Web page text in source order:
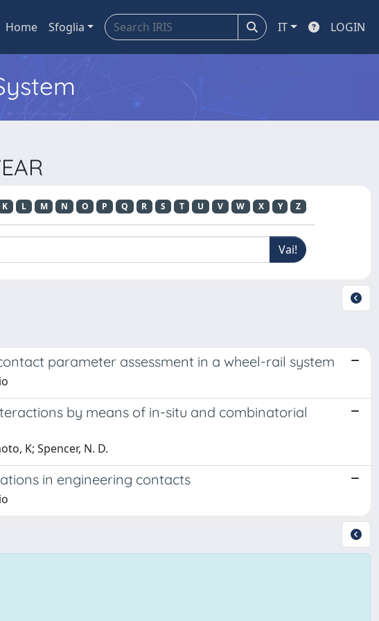
Home Sfoglia IT LOGIN
K L M N O P Q R S T U V W X Y Z
parameter assessment in a wheel-rail system
by means of in-situ and combinatorial
K; Spencer, N. D.
in engineering contacts